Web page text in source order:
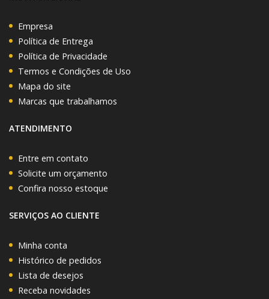
Empresa
Política de Entrega
Política de Privacidade
Termos e Condições de Uso
Mapa do site
Marcas que trabalhamos
ATENDIMENTO
Entre em contato
Solicite um orçamento
Confira nosso estoque
SERVIÇOS AO CLIENTE
Minha conta
Histórico de pedidos
Lista de desejos
Receba novidades